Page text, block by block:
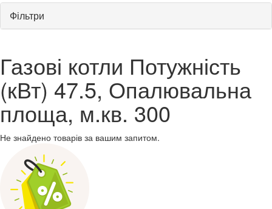
Фільтри
Газові котли Потужність
(кВт) 47.5, Опалювальна
площа, м.кв. 300
Не знайдено товарів за вашим запитом.